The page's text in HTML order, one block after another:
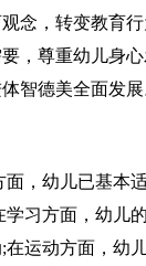
念，转变教育行
，尊重幼儿身
智德美全面发展
，幼儿已基本
习方面，幼儿
运动方面，幼